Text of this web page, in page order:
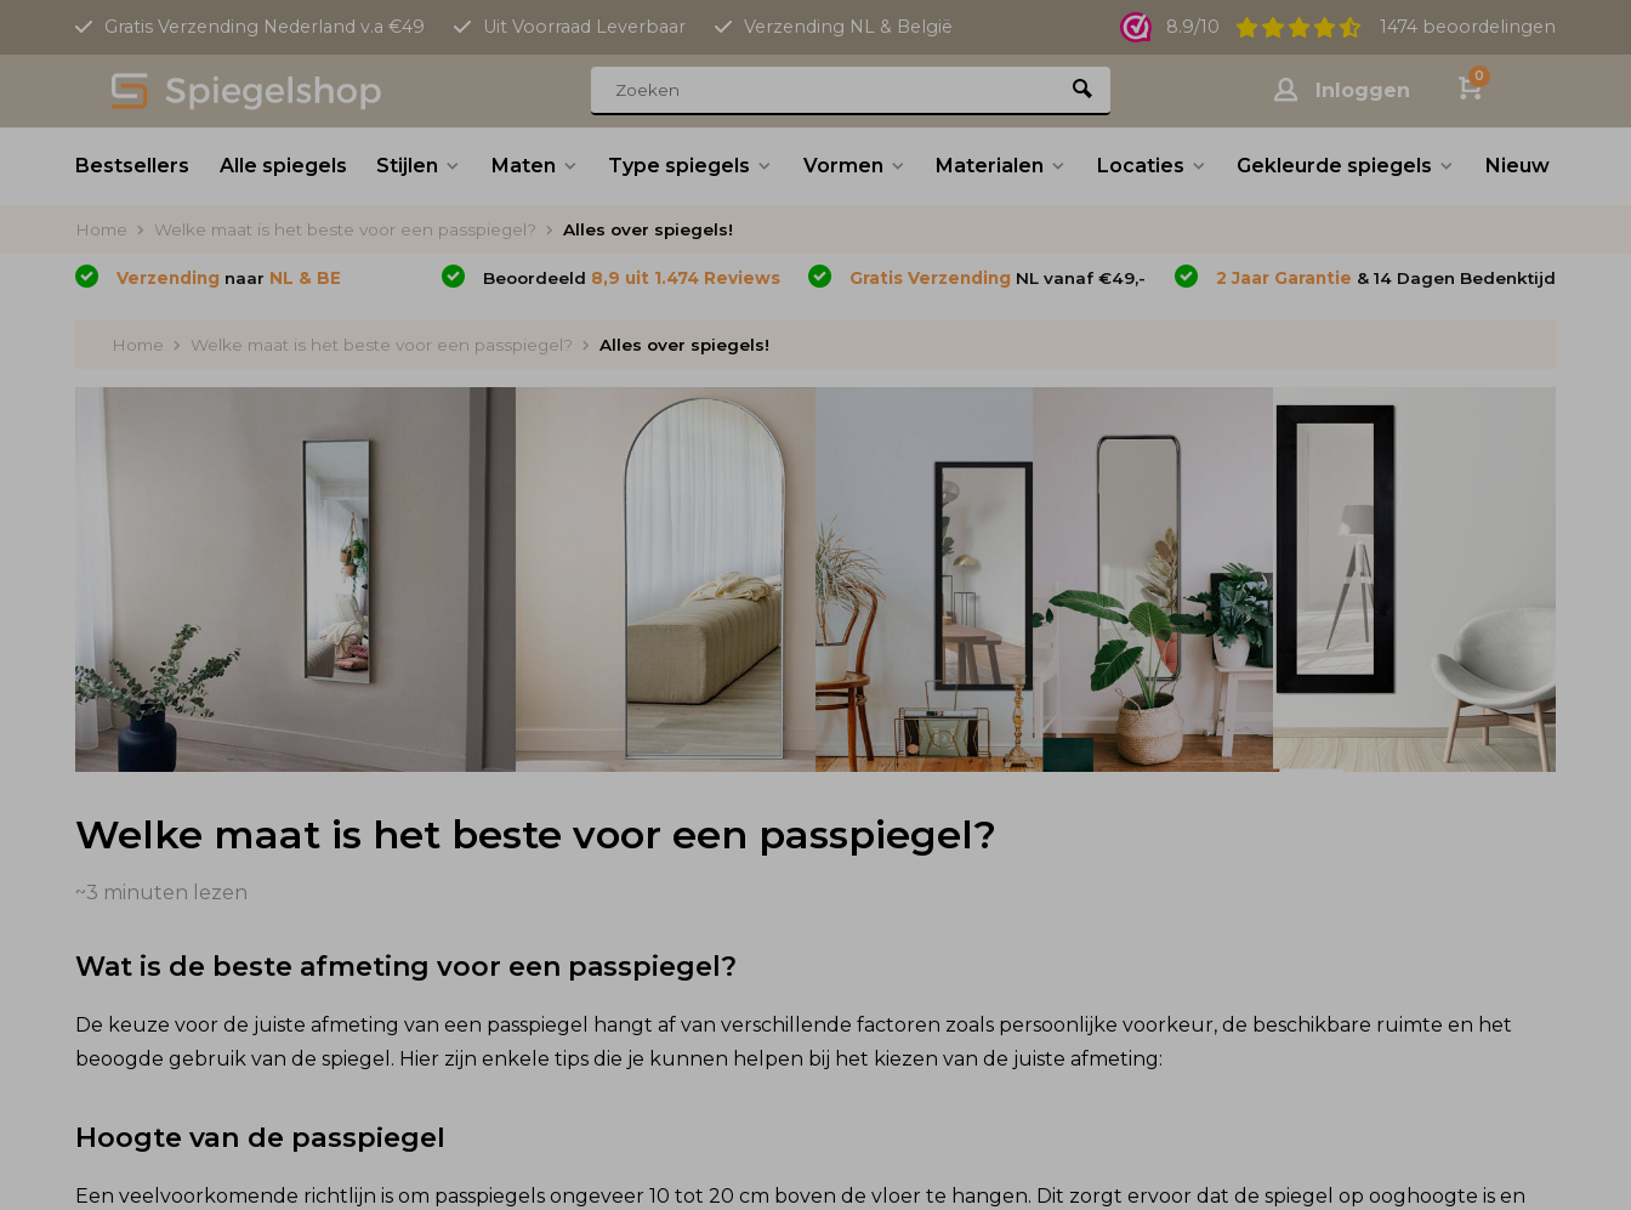
Gratis Verzending Nederland v.a €49 Uit Voorraad Leverbaar Verzending NL & België 8.9/10 1474 beoordelingen
Inloggen
0
Bestsellers Alle spiegels Stijlen Maten Type spiegels Vormen Materialen Locaties Gekleurde spiegels Nieuw
Home Welke maat is het beste voor een passpiegel? Alles over spiegels!
Verzending naar NL & BE Beoordeeld 8,9 uit 1.474 Reviews Gratis Verzending NL vanaf €49,- 2 Jaar Garantie & 14 Dagen Bedenktijd
Home Welke maat is het beste voor een passpiegel? Alles over spiegels!
Welke maat is het beste voor een passpiegel?
~3 minuten lezen
Wat is de beste afmeting voor een passpiegel?
De keuze voor de juiste afmeting van een passpiegel hangt af van verschillende factoren zoals persoonlijke voorkeur, de beschikbare ruimte en het
beoogde gebruik van de spiegel. Hier zijn enkele tips die je kunnen helpen bij het kiezen van de juiste afmeting:
Hoogte van de passpiegel
Een veelvoorkomende richtlijn is om passpiegel s ongeveer 10 tot 20 cm boven de vloer te hangen. Dit zorgt ervoor dat de spiegel op ooghoogte is en